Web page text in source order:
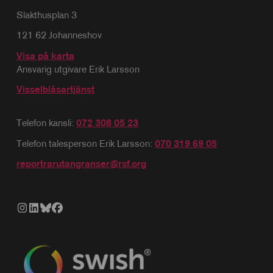
Slakthusplan 3
121 62 Johanneshov
Visa på karta
Ansvarig utgivare Erik Larsson
Visselblåsartjänst
Telefon kansli: 072 308 05 23
Telefon talesperson Erik Larsson: 070 319 69 05
reportrarutangranser@rsf.org